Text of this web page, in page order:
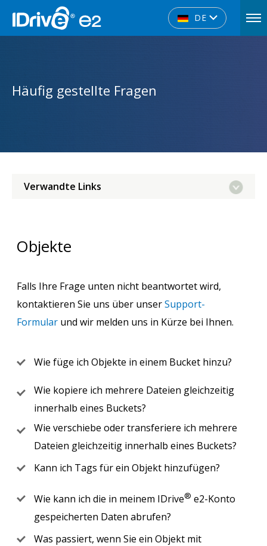
DE
Häufig gestellte Fragen
Verwandte Links
Objekte
Falls Ihre Frage unten nicht beantwortet wird,
kontaktieren Sie uns über unserSupport-
Formular und wir melden uns in Kürze bei Ihnen.
Wie füge ich Objekte in einem Bucket hinzu?
Wie kopiere ich mehrere Dateien gleichzeitig
innerhalb eines Buckets?
Wie verschiebe oder transferiere ich mehrere
Dateien gleichzeitig innerhalb eines Buckets?
Kann ich Tags für ein Objekt hinzufügen?
Wie kann ich die in meinem IDrive® e2-Konto
gespeicherten Daten abrufen?
Was passiert, wenn Sie ein Objekt mit